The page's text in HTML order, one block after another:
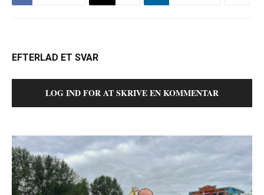
EFTERLAD ET SVAR
LOG IND FOR AT SKRIVE EN KOMMENTAR